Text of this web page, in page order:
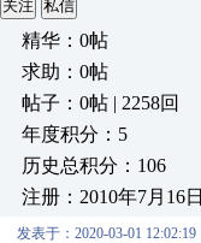
关注 私信
精华：0帖
求助：0帖
帖子：0帖 | 2258回
年度积分：5
历史总积分：106
注册：2010年7月16日
发表于：2020-03-01 12:02:19